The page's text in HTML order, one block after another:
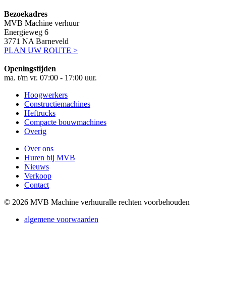
Bezoekadres
MVB Machine verhuur
Energieweg 6
3771 NA Barneveld
PLAN UW ROUTE >
Openingstijden
ma. t/m vr. 07:00 - 17:00 uur.
Hoogwerkers
Constructiemachines
Heftrucks
Compacte bouwmachines
Overig
Over ons
Huren bij MVB
Nieuws
Verkoop
Contact
© 2026 MVB Machine verhuuralle rechten voorbehouden
algemene voorwaarden